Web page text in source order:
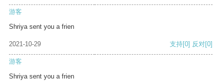
游客
Shriya sent you a frien
2021-10-29 支持[0] 反对[0]
游客
Shriya sent you a frien